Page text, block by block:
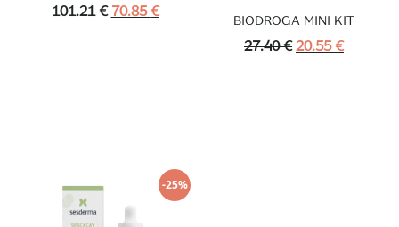
101.21€ Algne
70.85 €Praegune
BIODROGA MINI KIT
27.40€ Algne
20.55 €
-25%